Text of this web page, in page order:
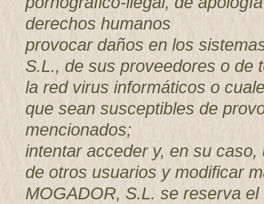
derechos humanos
provocar daños en los
S.L., de sus proveedores o de
la red virus informáticos o
que sean susceptibles de
mencionados;
intentar acceder y, en su
de otros usuarios y modificar
MOGADOR, S.L. se reserva